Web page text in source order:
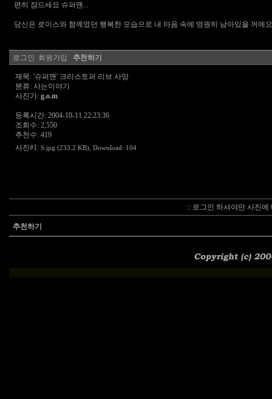
편히 잠드세요 슈퍼맨...
당신은 로이스와 함께였던 행복한 모습으로 내 마음 속에 영원히 남아있을 꺼에
로그인 회원가입 추천하기
제목: '슈퍼맨' 크리스토퍼 리브 사망
분류: 사는이야기
사진가: g.o.m
등록시간: 2004-10-11 22:23:36
조회수: 2,550
추천수: 419
사진#1: S.jpg (233.2 KB) , Download: 104
:: 로그인 하셔야만 사진
추천하기